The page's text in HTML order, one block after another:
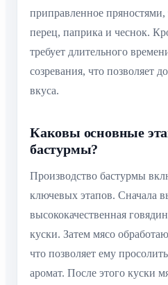
приправленное
перец, паприка и чеснок.
требует длительного
созревания, что позволяет
вкуса.
Каковы основные
бастурмы?
Производство бастурмы
ключевых этапов. Сначала
высококачественная
куски. Затем мясо
что позволяет ему
аромат. После этого куски